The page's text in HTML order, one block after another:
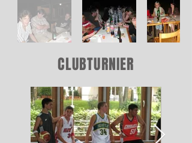
CLUBTURNIER